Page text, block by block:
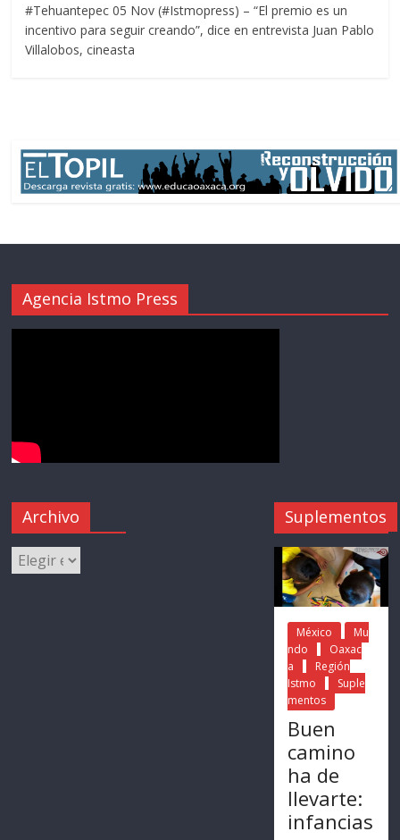
#Tehuantepec 05 Nov (#Istmopress) – “El premio es un
incentivo para seguir creando”, dice en entrevista Juan Pablo
Villalobos, cineasta
Agencia Istmo Press
Archivo Suplementos
México
Mu
ndo
Oaxac
a
Región
Istmo
Suple
mentos
Buen
camino
ha de
llevarte:
infancias